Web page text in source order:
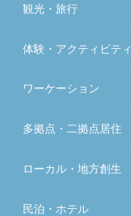
観光・旅行
体験・アクティビティ
ワーケーション
多拠点・二拠点居住
ローカル・地方創生
民泊・ホテル